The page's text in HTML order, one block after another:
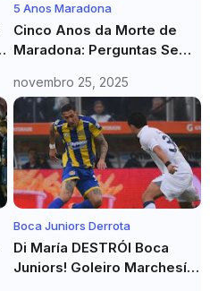
5 Anos Maradona
Cinco Anos da Morte de
Maradona: Perguntas Sem
Negligência Médica e o
Legado do Diez
novembro 25, 2025
Boca Juniors Derrota
Di María DESTRÓI Boca
Juniors! Goleiro Marchesín